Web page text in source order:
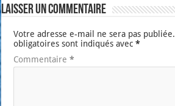
Laisser un commentaire
Votre adresse e-mail ne sera pas publiée.
obligatoires sont indiqués avec*
Commentaire*